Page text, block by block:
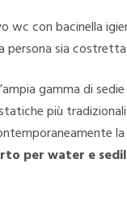
con bacinella
persona sia
gamma di
più
per water e